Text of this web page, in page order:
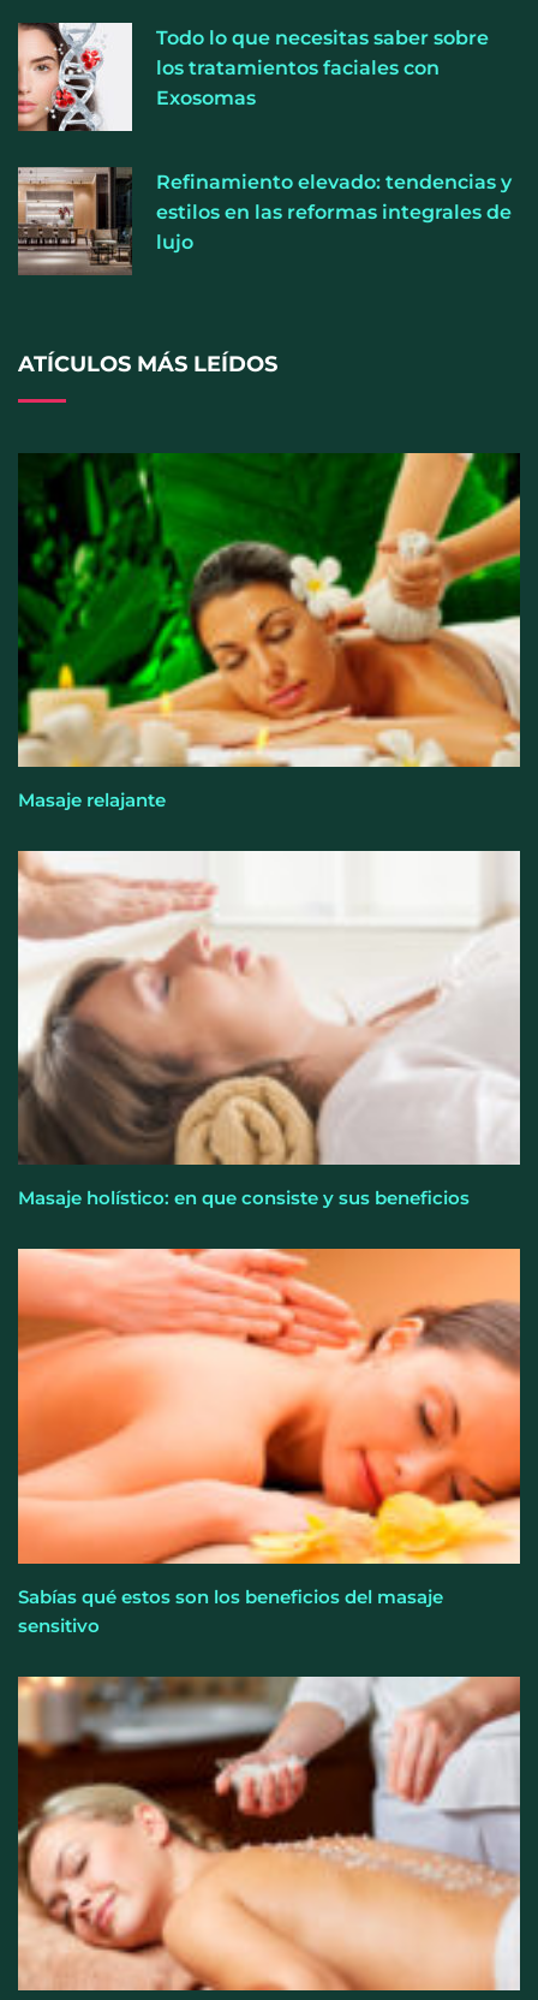
cada vez más pacientes buscan verse mejor sin
cambiar sus rasgos, según la Clínica Mética
humedad prolongada, claves para prevenir una de
las infecciones más frecuentes
El entrenamiento femenino cambia de objetivo: la
fuerza y la salud ganan terreno a la clásica
‘pérdida de peso’, según Distrito Estudio
Todo lo que necesitas saber sobre
los tratamientos faciales con
Exosomas
Refinamiento elevado: tendencias y
estilos en las reformas integrales de
lujo
ATÍCULOS MÁS LEÍDOS
Masaje relajante
Masaje holístico: en que consiste y sus beneficios
Sabías qué estos son los beneficios del masaje
sensitivo